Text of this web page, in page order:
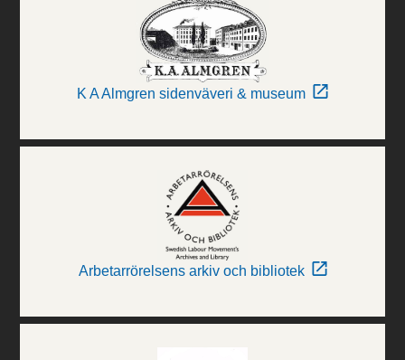
K A Almgren sidenväveri & museum
Arbetarrörelsens arkiv och bibliotek